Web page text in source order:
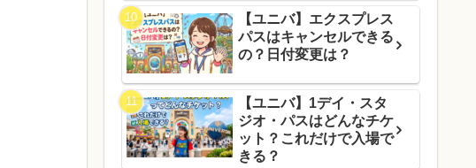
【ユニバ】エクスプレス
パスはキャンセルできる
の？日付変更は？
【ユニバ】1デイ・スタ
ジオ・パスはどんなチケ
ット？これだけで入場で
きる？